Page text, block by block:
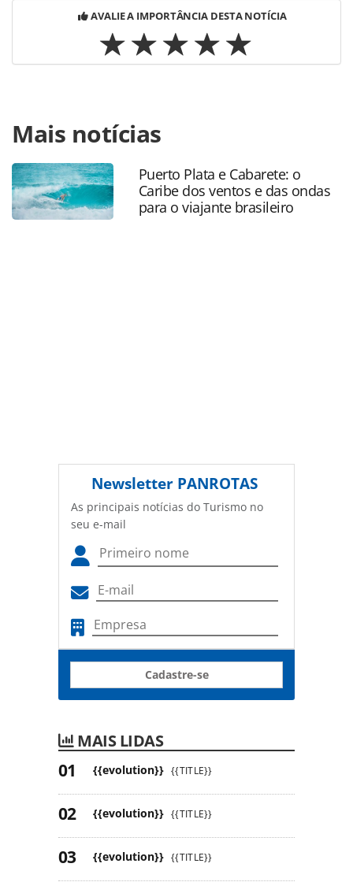
AVALIE A IMPORTÂNCIA DESTA NOTÍCIA
https://www.panrotas.com.br/mercado/receptivos/2026/
receptivo-nota-crescimento-do-turismo-de-celebracao-
com-experiencias-personalizadas_229178.html ou as
ferramentas oferecidas na página. Todo o conteúdo
produzido pela PANROTAS Editora é protegido pela
legislação brasileira sobre direito autoral. Não reproduza o
Mais notícias
Puerto Plata e Cabarete: o
Caribe dos ventos e das ondas
para o viajante brasileiro
Newsletter PANROTAS
As principais notícias do Turismo no
seu e-mail
Cadastre-se
MAIS LIDAS
{{evolution}} {{TITLE}}
{{evolution}} {{TITLE}}
{{evolution}} {{TITLE}}